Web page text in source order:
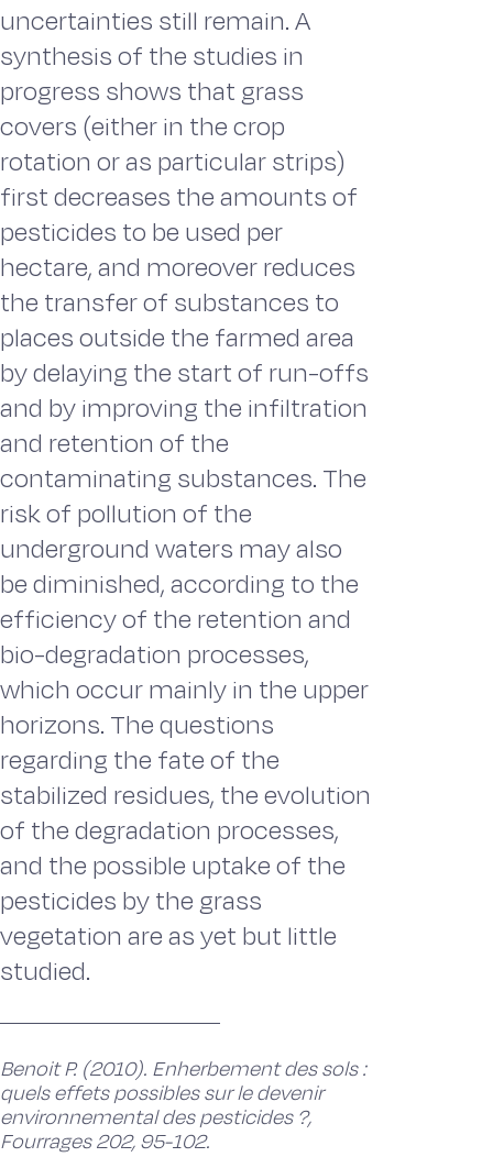
uncertainties still remain. A
synthesis of the studies in
progress shows that grass
covers (either in the crop
rotation or as particular strips)
first decreases the amounts of
pesticides to be used per
hectare, and moreover reduces
the transfer of substances to
places outside the farmed area
by delaying the start of run-offs
and by improving the infiltration
and retention of the
contaminating substances. The
risk of pollution of the
underground waters may also
be diminished, according to the
efficiency of the retention and
bio-degradation processes,
which occur mainly in the upper
horizons. The questions
regarding the fate of the
stabilized residues, the evolution
of the degradation processes,
and the possible uptake of the
pesticides by the grass
vegetation are as yet but little
studied.
Benoit P. (2010). Enherbement des sols :
quels effets possibles sur le devenir
environnemental des pesticides ?,
Fourrages 202, 95-102.